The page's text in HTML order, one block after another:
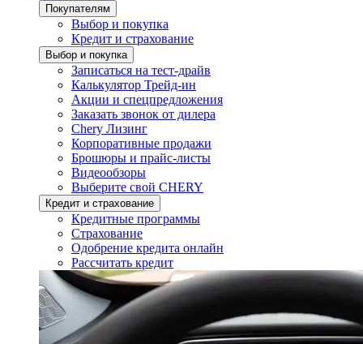
Покупателям
Выбор и покупка
Кредит и страхование
Выбор и покупка
Записаться на тест-драйв
Калькулятор Трейд-ин
Акции и спецпредложения
Заказать звонок от дилера
Chery Лизинг
Корпоративные продажи
Брошюры и прайс-листы
Видеообзоры
Выберите свой CHERY
Кредит и страхование
Кредитные программы
Страхование
Одобрение кредита онлайн
Рассчитать кредит